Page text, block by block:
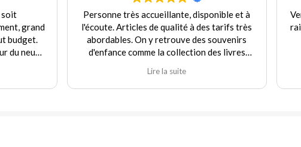
Personne très accueillante, disponible et à
l'écoute. Articles de qualité à des tarifs très
abordables. On y retrouve des souvenirs
d'enfance comme la collection des livres
expérience tant en achat qu'en vente. Je
recommande fortement ce commerçant.
Vendeur très aimable
raisonnable. Satisfaite
renouvellerai très